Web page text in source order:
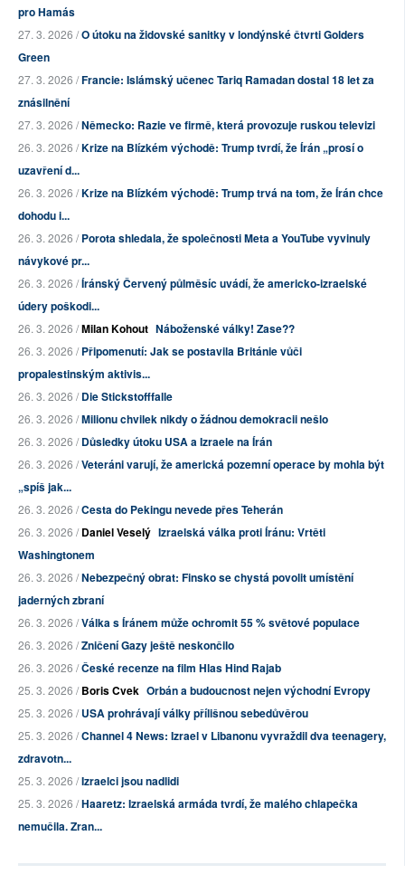
pro Hamás
27. 3. 2026 /O útoku na židovské sanitky v londýnské čtvrti Golders
Green
27. 3. 2026 /Francie: Islámský učenec Tariq Ramadan dostal 18 let za
znásilnění
27. 3. 2026 /Německo: Razie ve firmě, která provozuje ruskou televizi
26. 3. 2026 /Krize na Blízkém východě: Trump tvrdí, že Írán „prosí o
uzavření d...
26. 3. 2026 /Krize na Blízkém východě: Trump trvá na tom, že Írán chce
dohodu i...
26. 3. 2026 /Porota shledala, že společnosti Meta a YouTube vyvinuly
návykové pr...
26. 3. 2026 /Íránský Červený půlměsíc uvádí, že americko-izraelské
údery poškodi...
26. 3. 2026 /Milan Kohout Náboženské války! Zase??
26. 3. 2026 /Připomenutí: Jak se postavila Británie vůči
propalestinským aktivis...
26. 3. 2026 /Die Stickstofffalle
26. 3. 2026 /Milionu chvilek nikdy o žádnou demokracii nešlo
26. 3. 2026 /Důsledky útoku USA a Izraele na Írán
26. 3. 2026 /Veteráni varují, že americká pozemní operace by mohla být
„spíš jak...
26. 3. 2026 /Cesta do Pekingu nevede přes Teherán
26. 3. 2026 /Daniel Veselý Izraelská válka proti Íránu: Vrtěti
Washingtonem
26. 3. 2026 /Nebezpečný obrat: Finsko se chystá povolit umístění
jaderných zbraní
26. 3. 2026 /Válka s Íránem může ochromit 55 % světové populace
26. 3. 2026 /Zničení Gazy ještě neskončilo
26. 3. 2026 /České recenze na film Hlas Hind Rajab
25. 3. 2026 /Boris Cvek Orbán a budoucnost nejen východní Evropy
25. 3. 2026 /USA prohrávají války přílišnou sebedůvěrou
25. 3. 2026 /Channel 4 News: Izrael v Libanonu vyvraždil dva teenagery,
zdravotn...
25. 3. 2026 /Izraelci jsou nadlidi
25. 3. 2026 /Haaretz: Izraelská armáda tvrdí, že malého chlapečka
nemučila. Zran...